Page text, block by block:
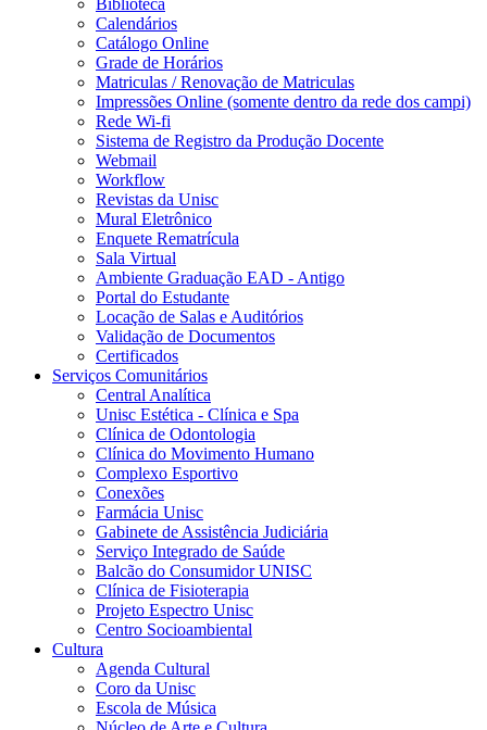
Calendários
Catálogo Online
Grade de Horários
Matriculas / Renovação de Matriculas
Impressões Online (somente dentro da rede dos campi)
Rede Wi-fi
Sistema de Registro da Produção Docente
Webmail
Workflow
Revistas da Unisc
Mural Eletrônico
Enquete Rematrícula
Sala Virtual
Ambiente Graduação EAD - Antigo
Portal do Estudante
Locação de Salas e Auditórios
Validação de Documentos
Certificados
Serviços Comunitários
Central Analítica
Unisc Estética - Clínica e Spa
Clínica de Odontologia
Clínica do Movimento Humano
Complexo Esportivo
Conexões
Farmácia Unisc
Gabinete de Assistência Judiciária
Serviço Integrado de Saúde
Balcão do Consumidor UNISC
Clínica de Fisioterapia
Projeto Espectro Unisc
Centro Socioambiental
Cultura
Agenda Cultural
Coro da Unisc
Escola de Música